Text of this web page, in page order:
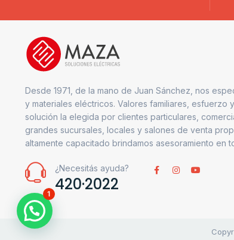
Desde 1971, de la mano de Juan Sánchez, nos
y materiales eléctricos. Valores familiares, esfuerzo
solución la elegida por clientes particulares,
grandes sucursales, locales y salones de venta
altamente capacitado brindamos asesoramiento en
¿Necesitás ayuda?
420·2022
1